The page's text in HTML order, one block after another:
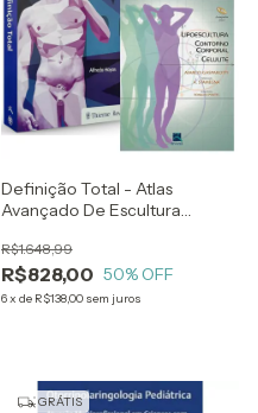
Definição Total - Atlas
Avançado De Escultura
Lipoescultura, Contorno
Corporal E Celulite
R$828,00
R$1.648,99
50% OFF
6x de R$138,00 sem juros
GRÁTIS